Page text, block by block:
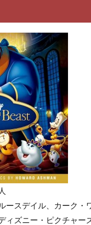
ースデイル、カーク・
ィズニー・ピクチャー